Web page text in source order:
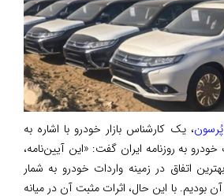
، یک کارشناس بازار خودرو با اشاره به
به روزنامه ایران گفت: «این آیین‌نامه،
اتفاق در زمینه واردات خودرو به شمار
بودیم. با این حال، اثرات مثبت آن در میانه